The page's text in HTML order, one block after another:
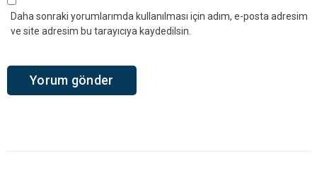
Daha sonraki yorumlarımda kullanılması için adım, e-posta adresim
ve site adresim bu tarayıcıya kaydedilsin.